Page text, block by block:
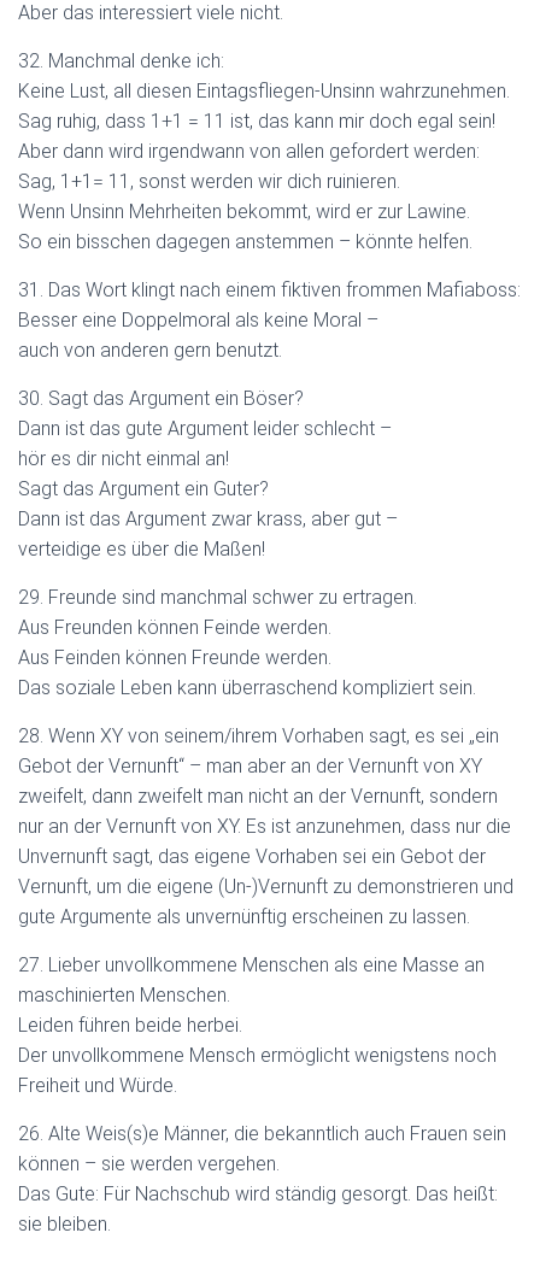
Aber das interessiert viele nicht.
32. Manchmal denke ich:
Keine Lust, all diesen Eintagsfliegen-Unsinn wahrzunehmen.
Sag ruhig, dass 1+1 = 11 ist, das kann mir doch egal sein!
Aber dann wird irgendwann von allen gefordert werden:
Sag, 1+1= 11, sonst werden wir dich ruinieren.
Wenn Unsinn Mehrheiten bekommt, wird er zur Lawine.
So ein bisschen dagegen anstemmen – könnte helfen.
31. Das Wort klingt nach einem fiktiven frommen Mafiaboss:
Besser eine Doppelmoral als keine Moral –
auch von anderen gern benutzt.
30. Sagt das Argument ein Böser?
Dann ist das gute Argument leider schlecht –
hör es dir nicht einmal an!
Sagt das Argument ein Guter?
Dann ist das Argument zwar krass, aber gut –
verteidige es über die Maßen!
29. Freunde sind manchmal schwer zu ertragen.
Aus Freunden können Feinde werden.
Aus Feinden können Freunde werden.
Das soziale Leben kann überraschend kompliziert sein.
28. Wenn XY von seinem/ihrem Vorhaben sagt, es sei „ein
Gebot der Vernunft“ – man aber an der Vernunft von XY
zweifelt, dann zweifelt man nicht an der Vernunft, sondern
nur an der Vernunft von XY. Es ist anzunehmen, dass nur die
Unvernunft sagt, das eigene Vorhaben sei ein Gebot der
Vernunft, um die eigene (Un-)Vernunft zu demonstrieren und
gute Argumente als unvernünftig erscheinen zu lassen.
27. Lieber unvollkommene Menschen als eine Masse an
maschinierten Menschen.
Leiden führen beide herbei.
Der unvollkommene Mensch ermöglicht wenigstens noch
Freiheit und Würde.
26. Alte Weis(s)e Männer, die bekanntlich auch Frauen sein
können – sie werden vergehen.
Das Gute: Für Nachschub wird ständig gesorgt. Das heißt:
sie bleiben.